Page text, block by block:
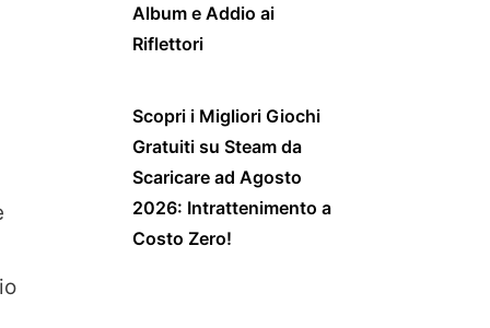
Album e Addio ai
Riflettori
Scopri i Migliori Giochi
Gratuiti su Steam da
Scaricare ad Agosto
2026: Intrattenimento a
Costo Zero!